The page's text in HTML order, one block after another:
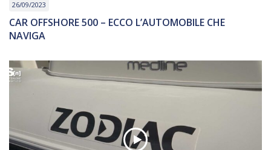
26/09/2023
CAR OFFSHORE 500 – ECCO L’AUTOMOBILE CHE
NAVIGA